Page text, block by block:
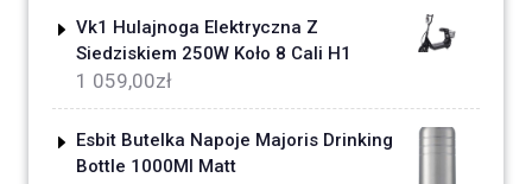
Vk1 Hulajnoga Elektryczna Z
Siedziskiem 250W Koło 8 Cali H1
1 059,00zł
Esbit Butelka Napoje Majoris Drinking
Bottle 1000Ml Matt